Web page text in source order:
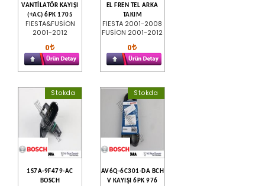
VANTİLATÖR KAYIŞI
(+AC) 6PK 1705
FIESTA&FUSİON
2001-2012
0
EL FREN TEL ARKA
TAKIM
FIESTA 2001-2008
FUSİON 2001-2012
0
Stokda
1S7A-9F479-AC
BOSCH
Stokda
AV6Q-6C301-DA BCH
V KAYIŞI 6PK 976